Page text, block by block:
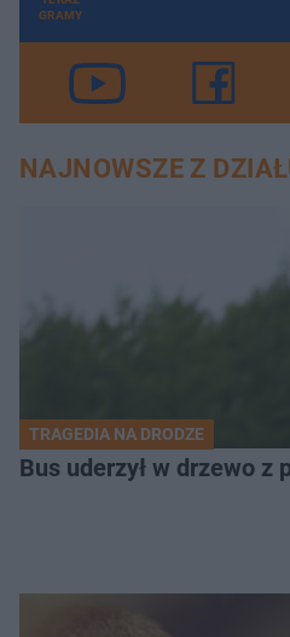
GRAMY
NAJNOWSZE Z
TRAGEDIA NA DRODZE
Bus uderzył w drzewo z